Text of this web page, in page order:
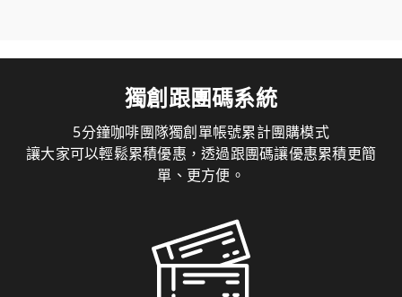
獨創跟團碼系統
5分鐘咖啡團隊獨創單帳號累計團購模式
讓大家可以輕鬆累積優惠，透過跟團碼讓優惠累積更簡
單、更方便。